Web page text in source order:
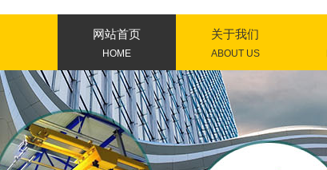
网站首页
HOME
关于我们
ABOUT US